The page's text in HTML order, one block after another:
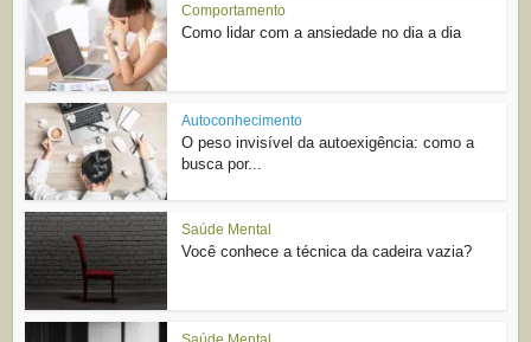
Comportamento
Como lidar com a ansiedade no dia a dia
Autoconhecimento
O peso invisível da autoexigência: como a
busca por...
Saúde Mental
Você conhece a técnica da cadeira vazia?